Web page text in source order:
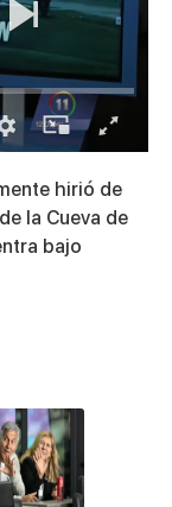
hirió de
la Cueva de
bajo